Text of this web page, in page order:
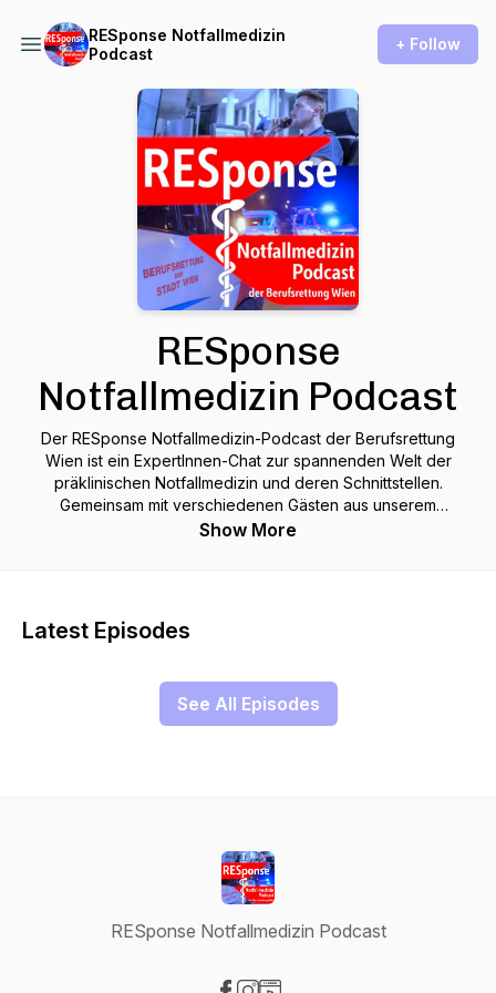
RESponse Notfallmedizin
Podcast
+ Follow
RESponse
Notfallmedizin Podcast
Der RESponse Notfallmedizin-Podcast der Berufsrettung
Wien ist ein ExpertInnen-Chat zur spannenden Welt der
präklinischen Notfallmedizin und deren Schnittstellen.
Gemeinsam mit verschiedenen Gästen aus unserem
Arbeitsumfeld diskutieren wir alle zwei Wochen die "Hot
response.podcast@ma70.wien.gv.at
Show More
Latest Episodes
See All Episodes
RESponse Notfallmedizin Podcast